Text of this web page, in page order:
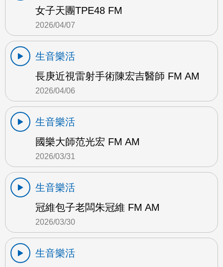
女子天團TPE48 FM
2026/04/07
生音樂活
長庚近視雷射手術陳宏吉醫師 FM AM
2026/04/06
生音樂活
國樂大師范光宏 FM AM
2026/03/31
生音樂活
冠維包子老闆朱冠維 FM AM
2026/03/30
生音樂活